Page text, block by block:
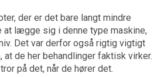
der er det bare langt mindre
lægge sig i denne type maskine,
Det var derfor også rigtig vigtigt
de her behandlinger faktisk virker.
på det, når de hører det.